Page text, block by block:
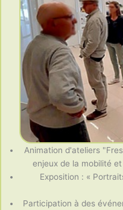
Animation d'ateliers
enjeux de la mobilité
Exposition : «
Participation à des